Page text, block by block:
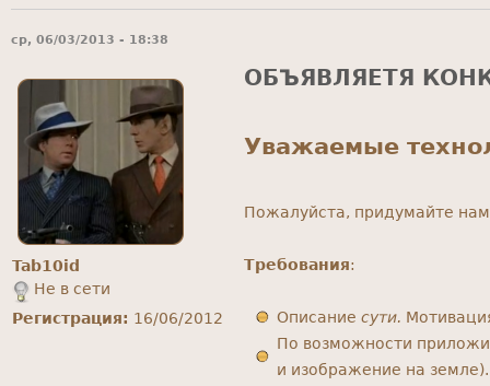
ср, 06/03/2013 - 18:38
Tab10id
Не в сети
Регистрация: 16/06/2012
ОБЪЯВЛЯЕТЯ
Уважаемые
Пожалуйста, придумайте
Требования:
Описание сути.
По возможности
и изображение на земле).